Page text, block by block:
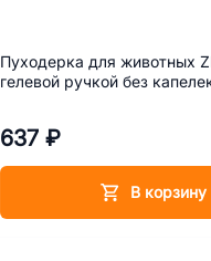
Пуходерка для животных
гелевой ручкой без
637 ₽
В корзину